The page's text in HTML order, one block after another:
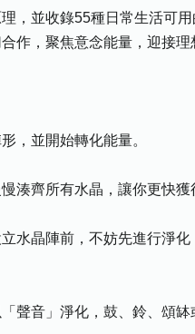
並收錄55種日常生活可用
作，聚焦意念能量，迎接理
並開始轉化能量。
齊所有水晶，讓你更快獲
晶陣前，不妨先進行淨化
音」淨化，鼓、鈴、頌缽